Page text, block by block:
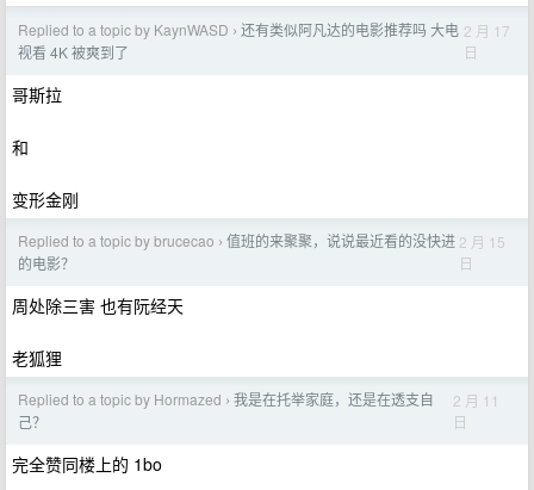
Replied to a topic by KaynWASD › 还有类似阿凡达的电影推荐吗 大电
视看 4K 被爽到了
2 月 17
日
哥斯拉
和
变形金刚
Replied to a topic by brucecao › 值班的来聚聚，说说最近看的没快进
的电影？
2 月 15
日
周处除三害 也有阮经天
老狐狸
Replied to a topic by Hormazed › 我是在托举家庭，还是在透支自
己？
2 月 11
日
完全赞同楼上的 1bo